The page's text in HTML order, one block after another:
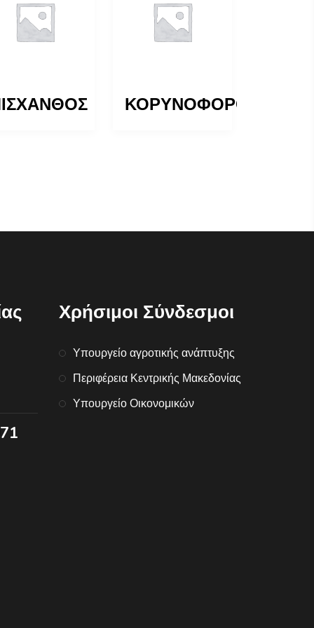
ΚΟΡΥΝΟΦΟΡΟΣ
Χρήσιμοι Σύνδεσμοι
Υπουργείο αγροτικής ανάπτυξης
Περιφέρεια Κεντρικής Μακεδονίας
Υπουργείο Οικονομικών